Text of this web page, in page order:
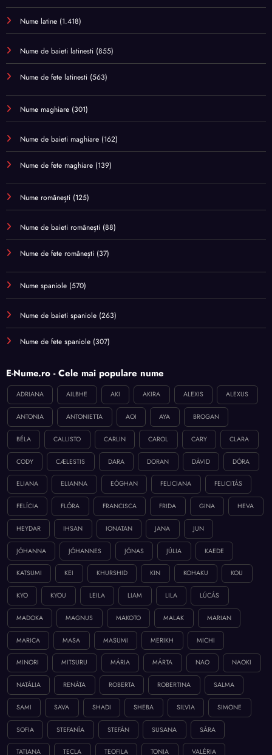
Nume latine (1.418)
Nume de baieti latinesti (855)
Nume de fete latinesti (563)
Nume maghiare (301)
Nume de baieti maghiare (162)
Nume de fete maghiare (139)
Nume românești (125)
Nume de baieti românești (88)
Nume de fete românești (37)
Nume spaniole (570)
Nume de baieti spaniole (263)
Nume de fete spaniole (307)
E-Nume.ro - Cele mai populare nume
ADRIANA AILBHE AKI AKIRA ALEXIS ALEXUS
ANTONIA ANTONIETTA AOI AYA BROGAN
BÉLA CALLISTO CARLIN CAROL CARY CLARA
CODY CÆLESTIS DARA DORAN DÁVID DÓRA
ELIANA ELIANNA EÓGHAN FELICIANA FELICITÁS
FELÍCIA FLÓRA FRANCISCA FRIDA GINA HEVA
HEYDAR IHSAN IONATAN JANA JUN
JÓHANNA JÓHANNES JÓNAS JÚLIA KAEDE
KATSUMI KEI KHURSHID KIN KOHAKU KOU
KYO KYOU LEILA LIAM LILA LÚCÁS
MADOKA MAGNUS MAKOTO MALAK MARIAN
MARICA MASA MASUMI MERIKH MICHI
MINORI MITSURU MÁRIA MÁRTA NAO NAOKI
NATÁLIA RENÁTA ROBERTA ROBERTINA SALMA
SAMI SAVA SHADI SHEBA SILVIA SIMONE
SOFIA STEFANÍA STEFÁN SUSANA SÁRA
TATIANA TECLA TEOFILA TONIA VALÉRIA